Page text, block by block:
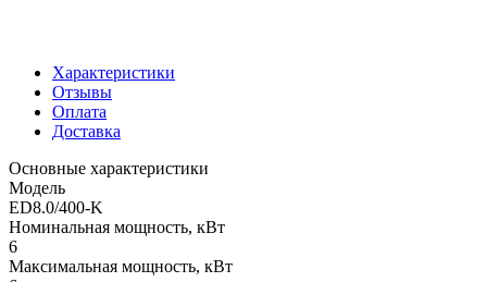
Характеристики
Отзывы
Оплата
Доставка
Основные характеристики
Модель
ED8.0/400-K
Номинальная мощность, кВт
6
Максимальная мощность, кВт